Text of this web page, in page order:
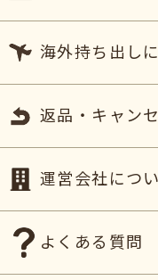
海外持ち出し
返品・キャン
運営会社につ
よくある質問